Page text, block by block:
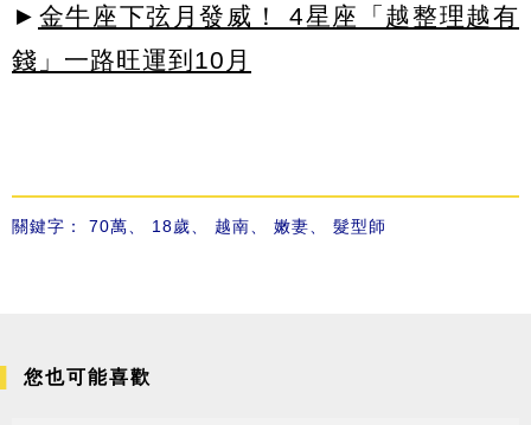
► 金牛座下弦月發威！ 4星座「越整理越有
錢」一路旺運到10月
關鍵字： 70萬 18歲 越南 嫩妻 髮型師
您也可能喜歡